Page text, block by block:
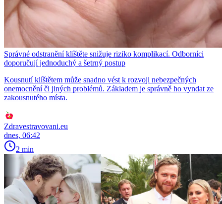
Správné odstranění klíštěte snižuje riziko komplikací. Odborníci
doporučují jednoduchý a šetrný postup
Kousnutí klíštětem může snadno vést k rozvoji nebezpečných
onemocnění či jiných problémů. Základem je správně ho vyndat ze
zakousnutého místa.
Zdravestravovani.eu
dnes, 06:42
2 min